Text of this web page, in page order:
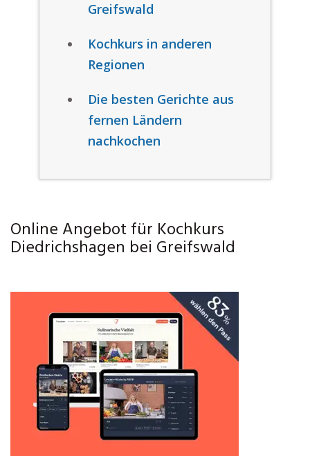
Greifswald
Kochkurs in anderen
Regionen
Die besten Gerichte aus
fernen Ländern
nachkochen
Online Angebot für Kochkurs
Diedrichshagen bei Greifswald